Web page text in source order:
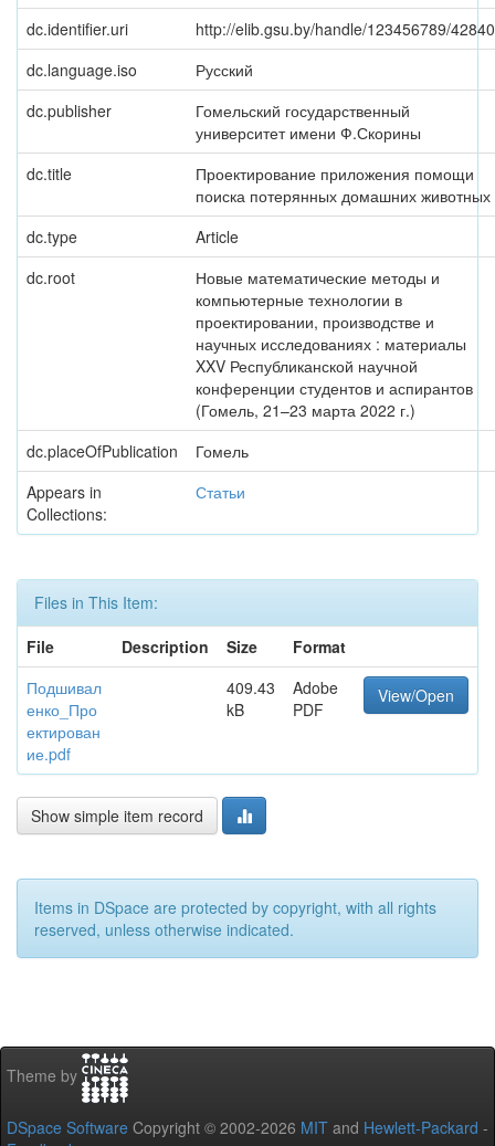
dc.identifier.uri
http://elib.gsu.by/handle/123456789/42840
dc.language.iso
Русский
dc.publisher
Гомельский государственный
университет имени Ф.Скорины
dc.title
Проектирование приложения помощи
поиска потерянных домашних животных
dc.type
Article
dc.root
Новые математические методы и
компьютерные технологии в
проектировании, производстве и
научных исследованиях : материалы
XXV Республиканской научной
конференции студентов и аспирантов
(Гомель, 21–23 марта 2022 г.)
dc.placeOfPublication
Гомель
Appears in
Collections:
Статьи
Files in This Item:
File
Description Size
Format
Подшивал
енко_Про
ектирован
ие.pdf
409.43
kB
Adobe
PDF
View/Open
Show simple item record
Items in DSpace are protected by copyright, with all rights
reserved, unless otherwise indicated.
Theme by
DSpace Software Copyright © 2002-2026 MIT and Hewlett-Packard -